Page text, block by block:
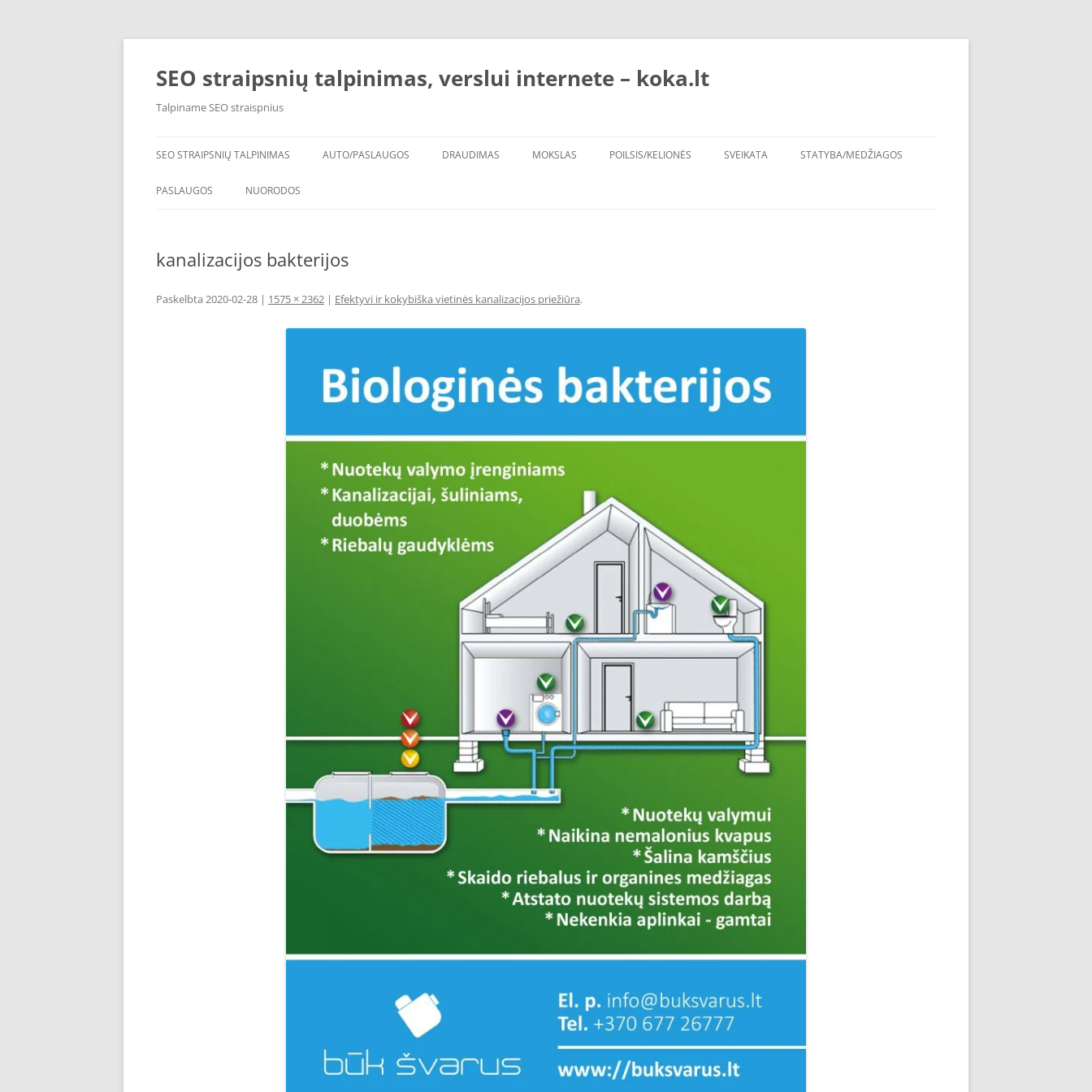
Pereiti
SEO straipsnių talpinimas, verslui internete – koka.lt
Talpiname SEO straispnius
SEO STRAIPSNIŲ TALPINIMAS AUTO/PASLAUGOS DRAUDIMAS MOKSLAS POILSIS/KELIONĖS SVEIKATA STATYBA/MEDŽIAGOS
PASLAUGOS NUORODOS
STEBĖJIMO SISTEMOS
SEO STRAIPSNIU TALPINIMAS
kanalizacijos bakterijos
Paskelbta 2020-02-28 | 1575 × 2362 | Efektyvi ir kokybiška vietinės kanalizacijos priežiūra.